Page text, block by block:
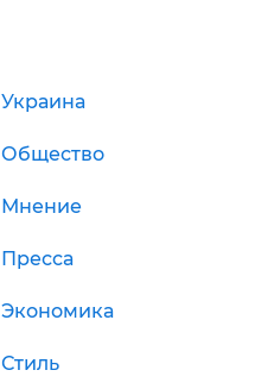
Украина
Общество
Мнение
Пресса
Экономика
Стиль